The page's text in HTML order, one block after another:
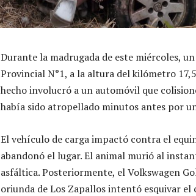
Durante la madrugada de este miércoles,
Provincial N°1, a la altura del kilómetro
hecho involucró a un automóvil que
había sido atropellado minutos antes por
El vehículo de carga impactó contra el
abandonó el lugar. El animal murió al
asfáltica. Posteriormente, el Volkswagen
oriunda de Los Zapallos intentó esquivar